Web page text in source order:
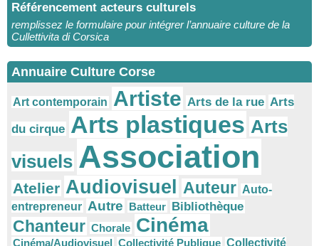
Référencement acteurs culturels
remplissez le formulaire pour intégrer l’annuaire culture de la
Cullettivita di Corsica
Annuaire Culture Corse
Art contemporain Artiste Arts de la rue Arts
du cirque Arts plastiques Arts
visuels Association
Atelier Audiovisuel Auteur Auto-
entrepreneur Autre Batteur Bibliothèque
Chanteur Chorale Cinéma
Cinéma/Audiovisuel Collectivité Publique Collectivité